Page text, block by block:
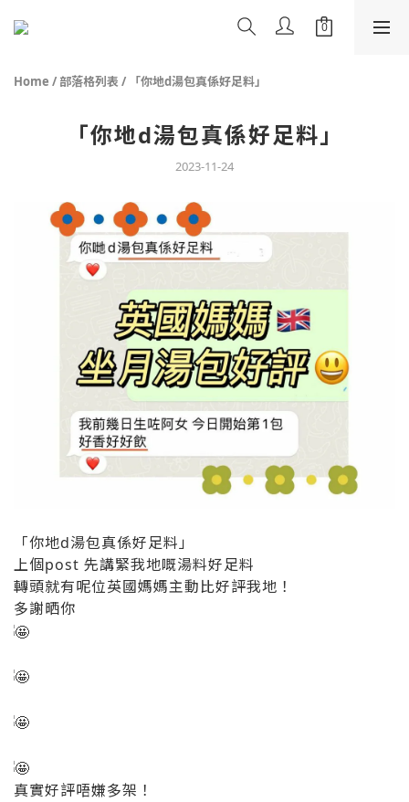
Home / 部落格列表 / 「你地d湯包真係好足料」
「你地d湯包真係好足料」
2023-11-24
「你地d湯包真係好足料」
上個post 先講緊我地嘅湯料好足料
轉頭就有呢位英國媽媽主動比好評我地！
多謝晒你
真實好評唔嫌多架！